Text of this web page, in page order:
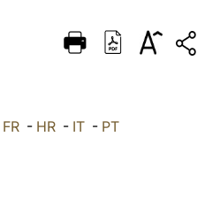
DEUTSCH
العربيّة FR- HR- IT- PT